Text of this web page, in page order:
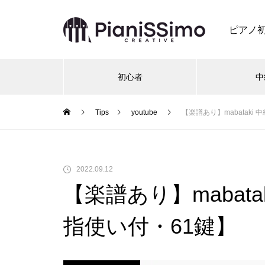
ピアノ
初心者
Tips youtube 【楽譜あり】mabataki
2022.09.12
【楽譜あり】
指使い付・61鍵】